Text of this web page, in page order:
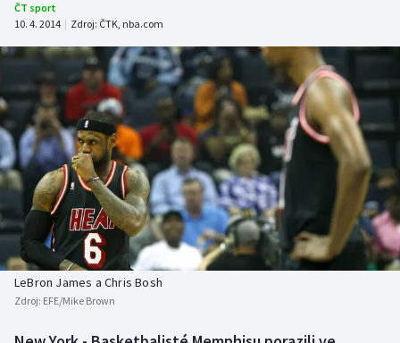
Atletika
Cyklistika
DALŠÍ SPORTY
Americký fotbal
Baseball a softbal
Basketbal
Biatlon
NEPŘEHLÉDNĚTE
Soutěže
Historické návraty
Aplikace ČT sport
ČT sport
10. 4. 2014 | Zdroj: ČTK, nba.com
LeBron James a Chris Bosh
Zdroj: EFE/Mike Brown